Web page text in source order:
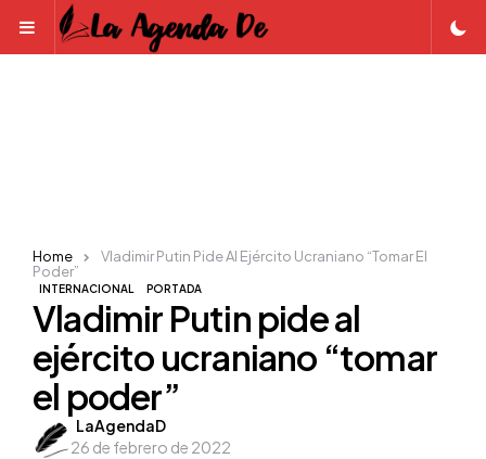
Menu
INTERNACIONAL PORTADA
Vladimir Putin pide al
ejército ucraniano “tomar
el poder”
Posted
by
LaAgendaD
26 de febrero de 2022
Home
Vladimir Putin Pide Al Ejército Ucraniano “tomar El
Poder”